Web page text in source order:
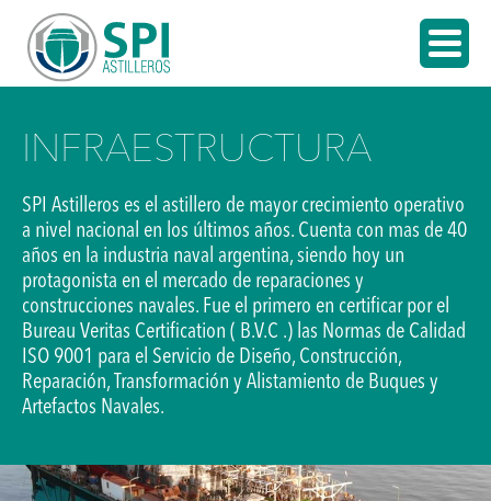
INFRAESTRUCTURA
SPI Astilleros es el astillero de mayor crecimiento operativo
a nivel nacional en los últimos años. Cuenta con mas de 40
años en la industria naval argentina, siendo hoy un
protagonista en el mercado de reparaciones y
construcciones navales. Fue el primero en certificar por el
Bureau Veritas Certification ( B.V.C .) las Normas de Calidad
ISO 9001 para el Servicio de Diseño, Construcción,
Reparación, Transformación y Alistamiento de Buques y
Artefactos Navales.